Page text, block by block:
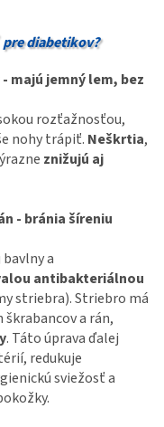
pre diabetikov?
majú jemný lem, bez
rozťažnosťou,
nohy trápiť. Neškrtia,
znižujú aj
- bránia šíreniu
a
antibakteriálnou
striebra). Striebro má
a rán,
. Táto úprava ďalej
redukuje
sviežosť a